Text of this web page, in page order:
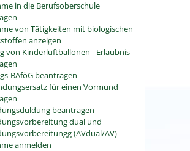
in die Berufsoberschule
von Tätigkeiten mit biologischen
anzeigen
von Kinderluftballonen - Erlaubnis
BAföG beantragen
für einen Vormund
beantragen
dual und
(AVdual/AV) -
anmelden